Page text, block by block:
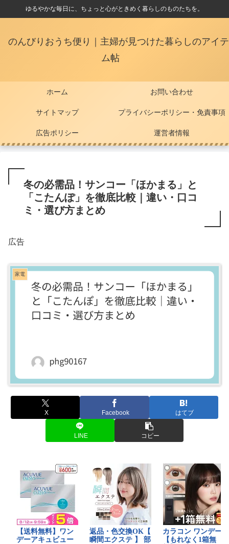
ゆるやかな毎日に、ちょっと心がときめく暮らしのものたちを。
のんびりおうち便り｜主婦が見つけた暮らしのアイテ
ム帖
ホーム お問い合わせ
サイトマップ プライバシーポリシー・免責事項
広告ポリシー 運営者情報
冬の必需品！サンコー「ほかまる」と
「こたんぽ」を徹底比較｜違い・口コ
ミ・選び方まとめ
広告
家電
X Facebook はてブ
LINE コピー